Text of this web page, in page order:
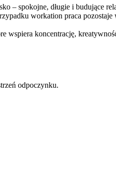
– spokojne, długie i budujące
workation praca pozostaje
wspiera koncentrację,
odpoczynku.